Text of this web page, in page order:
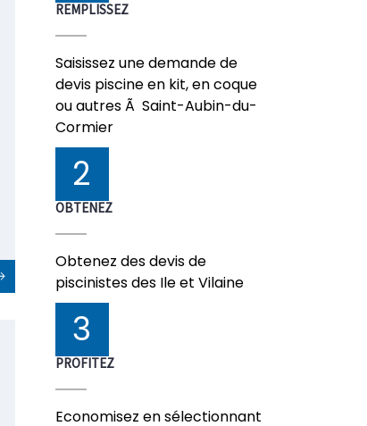
REMPLISSEZ
Saisissez une demande de
devis piscine en kit, en coque
ou autres Ã Saint-Aubin-du-
Cormier
2
OBTENEZ
Obtenez des devis de
piscinistes des Ile et Vilaine
3
PROFITEZ
Economisez en sélectionnant